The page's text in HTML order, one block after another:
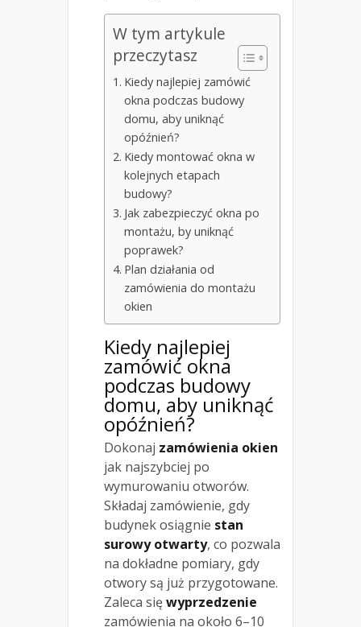
W tym artykule
przeczytasz
Kiedy najlepiej zamówić
okna podczas budowy
domu, aby uniknąć
opóźnień?
Kiedy montować okna w
kolejnych etapach
budowy?
Jak zabezpieczyć okna po
montażu, by uniknąć
poprawek?
Plan działania od
zamówienia do montażu
okien
Kiedy najlepiej
zamówić okna
podczas budowy
domu, aby uniknąć
opóźnień?
Dokonaj zamówienia okien
jak najszybciej po
wymurowaniu otworów.
Składaj zamówienie, gdy
budynek osiągnie stan
surowy otwarty, co pozwala
na dokładne pomiary, gdy
otwory są już przygotowane.
Zaleca sięwyprzedzenie
zamówienia na około 6–10